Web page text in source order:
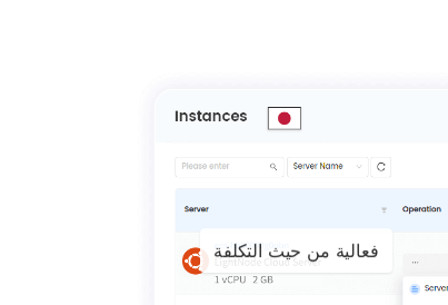
فعالية من حيث التكلفة